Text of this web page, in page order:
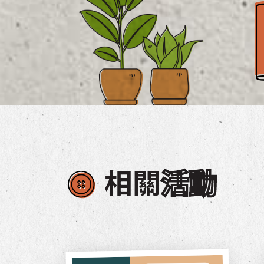
相關活動